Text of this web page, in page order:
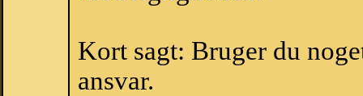
Kort sagt: Bruger du
ansvar.